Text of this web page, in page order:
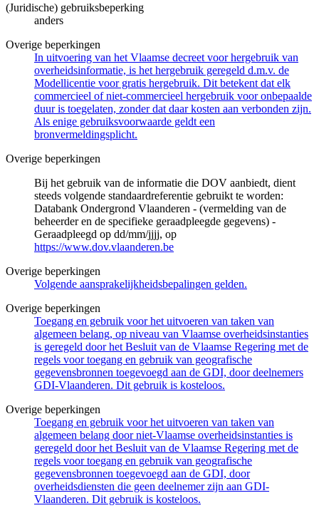
(Juridische) gebruiksbeperking
anders
Overige beperkingen
In uitvoering van het Vlaamse decreet voor hergebruik van
overheidsinformatie, is het hergebruik geregeld d.m.v. de
Modellicentie voor gratis hergebruik. Dit betekent dat elk
commercieel of niet-commercieel hergebruik voor onbepaalde
duur is toegelaten, zonder dat daar kosten aan verbonden zijn.
Als enige gebruiksvoorwaarde geldt een
bronvermeldingsplicht.
Overige beperkingen
Bij het gebruik van de informatie die DOV aanbiedt, dient
steeds volgende standaardreferentie gebruikt te worden:
Databank Ondergrond Vlaanderen - (vermelding van de
beheerder en de specifieke geraadpleegde gegevens) -
Geraadpleegd op dd/mm/jjjj, op
https://www.dov.vlaanderen.be
Overige beperkingen
Volgende aansprakelijkheidsbepalingen gelden.
Overige beperkingen
Toegang en gebruik voor het uitvoeren van taken van
algemeen belang, op niveau van Vlaamse overheidsinstanties
is geregeld door het Besluit van de Vlaamse Regering met de
regels voor toegang en gebruik van geografische
gegevensbronnen toegevoegd aan de GDI, door deelnemers
GDI-Vlaanderen. Dit gebruik is kosteloos.
Overige beperkingen
Toegang en gebruik voor het uitvoeren van taken van
algemeen belang door niet-Vlaamse overheidsinstanties is
geregeld door het Besluit van de Vlaamse Regering met de
regels voor toegang en gebruik van geografische
gegevensbronnen toegevoegd aan de GDI, door
overheidsdiensten die geen deelnemer zijn aan GDI-
Vlaanderen. Dit gebruik is kosteloos.